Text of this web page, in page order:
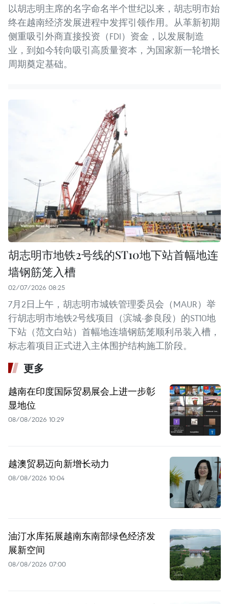
以胡志明主席的名字命名半个世纪以来，胡志明市始
终在越南经济发展进程中发挥引领作用。从革新初期
侧重吸引外商直接投资（FDI）资金，以发展制造
业，到如今转向吸引高质量资本，为国家新一轮增长
周期奠定基础。
胡志明市地铁2号线的ST10地下站首幅地连
墙钢筋笼入槽
02/07/2026 08:25
7月2日上午，胡志明市城铁管理委员会（MAUR）举
行胡志明市地铁2号线项目（滨城-参良段）的ST10地
下站（范文白站）首幅地连墙钢筋笼顺利吊装入槽，
标志着项目正式进入主体围护结构施工阶段。
更多
越南在印度国际贸易展会上进一步彰
显地位
08/08/2026 10:29
越澳贸易迈向新增长动力
08/08/2026 10:04
油汀水库拓展越南东南部绿色经济发
展新空间
08/08/2026 07:00